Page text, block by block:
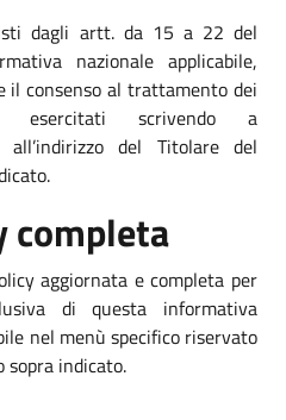
dagli artt. da 15 a 22 del
nazionale applicabile,
consenso al trattamento dei
esercitati scrivendo a
all’indirizzo del Titolare del
completa
aggiornata e completa per
di questa informativa
nel menù specifico riservato
indicato.